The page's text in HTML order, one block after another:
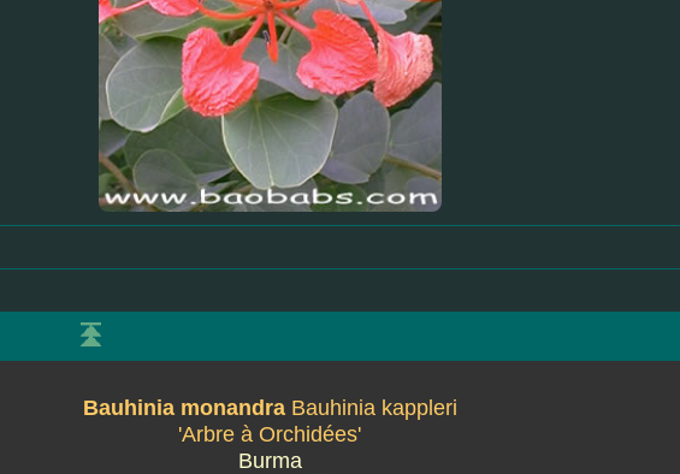
Bauhinia monandra Bauhinia kappleri
'Arbre à Orchidées'
Burma